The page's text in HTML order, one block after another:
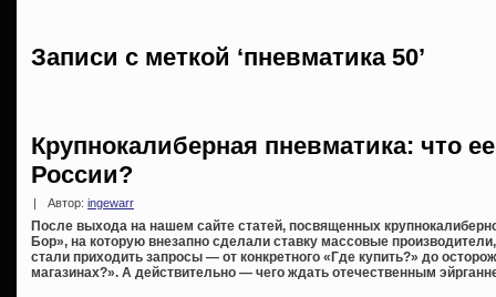
Записи с меткой ‘пневматика 50’
Крупнокалиберная пневматика: что
России?
Автор: ingewarr
После выхода на нашем сайте статей, посвященных
Бор», на которую внезапно сделали ставку массовые
стали приходить запросы — от конкретного «Где купить?» до
магазинах?». А действительно — чего ждать отечественным